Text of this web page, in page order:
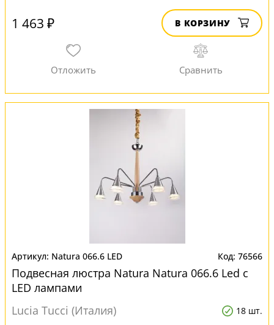
1 463 ₽ В КОРЗИНУ
Natura 066.6 LED 76566
Подвесная люстра Natura Natura 066.6 Led с
LED лампами
Lucia Tucci (Италия)
18 шт.